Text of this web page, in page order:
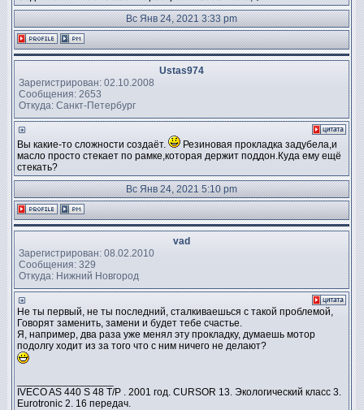
Вс Янв 24, 2021 3:33 pm
Ustas974
Зарегистрирован: 02.10.2008
Сообщения: 2653
Откуда: Санкт-Петербург
Вы какие-то сложности создаёт.
Резиновая прокладка задубела,и
масло просто стекает по рамке,которая держит поддон.Куда ему ещё
стекать?
Вс Янв 24, 2021 5:10 pm
vad
Зарегистрирован: 08.02.2010
Сообщения: 329
Откуда: Нижний Новгород
Не ты первый, не ты последний, сталкиваешься с такой проблемой,
Говорят заменить, замени и будет тебе счастье.
Я, например, два раза уже менял эту прокладку, думаешь мотор
подолгу ходит из за того что с ним ничего не делают?
IVECO AS 440 S 48 T/P . 2001 год. CURSOR 13. Экологический класс 3.
Eurotronic 2. 16 передач.